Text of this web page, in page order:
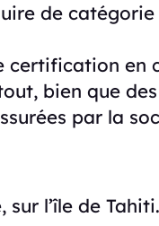
de
certification en
bien que
par la
l’île de Tahiti.